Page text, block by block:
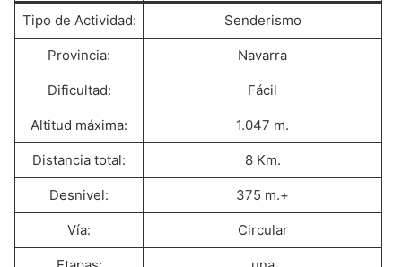
Tipo de Actividad: Senderismo
Provincia: Navarra
Dificultad: Fácil
Altitud máxima: 1.047 m.
Distancia total: 8 Km.
Desnivel: 375 m.+
Vía: Circular